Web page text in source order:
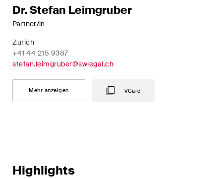
Dr. Stefan Leimgruber
Partner/in
Zurich
+41 44 215 9387
stefan.leimgruber@swlegal.ch
Mehr anzeigen VCard
Highlights